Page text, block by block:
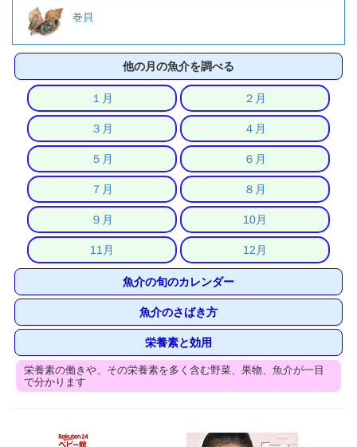
巻貝
他の月の魚介を調べる
１月 ２月
３月 ４月
５月 ６月
７月 ８月
９月 10月
11月 12月
魚介の旬のカレンダー
魚介のさばき方
栄養素と効用
栄養素の働きや、その栄養素を多く含む野菜、果物、魚介が一目
で分かります